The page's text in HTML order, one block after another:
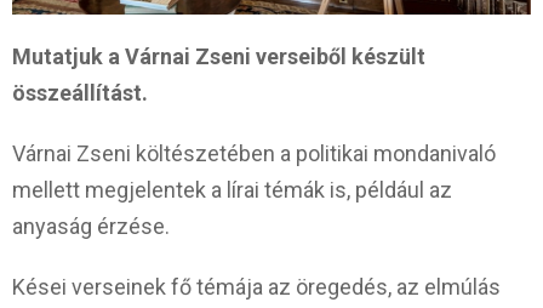
Mutatjuk a Várnai Zseni verseiből készült
összeállítást.
Várnai Zseni költészetében a politikai mondanivaló
mellett megjelentek a lírai témák is, például az
anyaság érzése.
Kései verseinek fő témája az öregedés, az elmúlás